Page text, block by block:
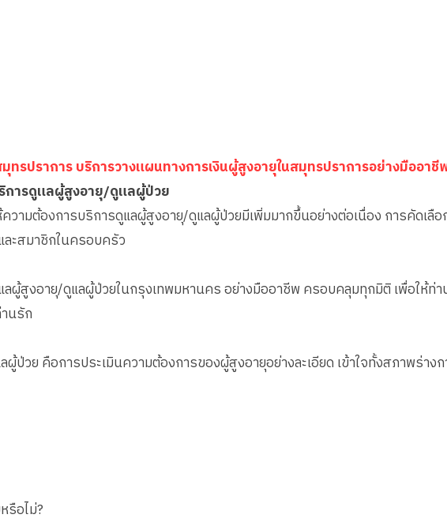
รปราการ บริการวางแผนทางการเงินผู้สูงอายุในสมุทรปราการอย่างมืออาชี
การดูแลผู้สูงอายุ/ดูแลผู้ป่วย
วามต้องการบริการดูแลผู้สูงอายุ/ดูแลผู้ป่วยมีเพิ่มมากขึ้นอย่างต่อเนื่อง การคัดเลื
ละสมาชิกในครอบครัว
ผู้สูงอายุ/ดูแลผู้ป่วยในกรุงเทพมหานคร อย่างมืออาชีพ ครอบคลุมทุกมิติ เพื่อให้ท่
นรัก
วย คือการประเมินความต้องการของผู้สูงอายุอย่างละเอียด เข้าใจทั้งสภาพร่าง
รือไม่?